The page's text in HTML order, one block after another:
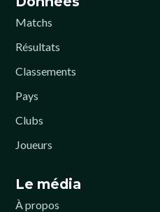
Matchs
Résultats
Classements
Pays
Clubs
Joueurs
Le média
À propos